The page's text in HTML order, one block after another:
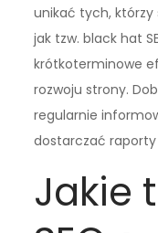
unikać tych,
jak tzw. black hat
krótkoterminowe
rozwoju strony.
regularnie
dostarczać raporty
Jakie